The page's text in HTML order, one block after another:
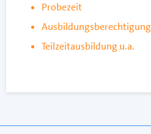
Probezeit
Ausbildungsberechtigung
Teilzeitausbildung u.a.